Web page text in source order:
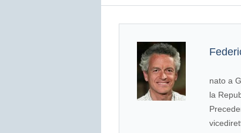
nato a
la